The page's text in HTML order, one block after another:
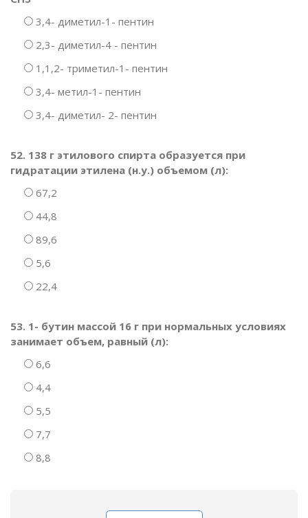
3,4- диметил-1- пентин
2,3- диметил-4 - пентин
1,1,2- триметил-1- пентин
3,4- метил-1- пентин
3,4- диметил- 2- пентин
52. 138 г этилового спирта образуется при
гидратации этилена (н.у.) объемом (л):
67,2
44,8
89,6
5,6
22,4
53. 1- бутин массой 16 г при нормальных условиях
занимает объем, равный (л):
6,6
4,4
5,5
7,7
8,8